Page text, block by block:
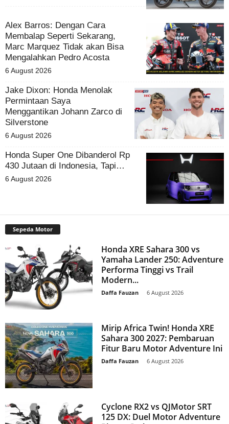
Alex Barros: Dengan Cara
Membalap Seperti Sekarang,
Marc Marquez Tidak akan Bisa
Mengalahkan Pedro Acosta
6 August 2026
Jake Dixon: Honda Menolak
Permintaan Saya
Menggantikan Johann Zarco di
Silverstone
6 August 2026
Honda Super One Dibanderol Rp
430 Jutaan di Indonesia, Tapi…
6 August 2026
Sepeda Motor
Honda XRE Sahara 300 vs
Yamaha Lander 250: Adventure
Performa Tinggi vs Trail
Modern...
Daffa Fauzan 6 August 2026
Mirip Africa Twin! Honda XRE
Sahara 300 2027: Pembaruan
Fitur Baru Motor Adventure Ini
Daffa Fauzan 6 August 2026
Cyclone RX2 vs QJMotor SRT
125 DX: Duel Motor Adventure